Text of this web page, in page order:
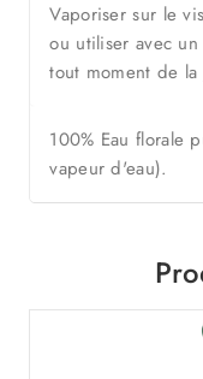
Vaporiser sur le
ou utiliser avec
tout moment de
100% Eau florale
vapeur d'eau).